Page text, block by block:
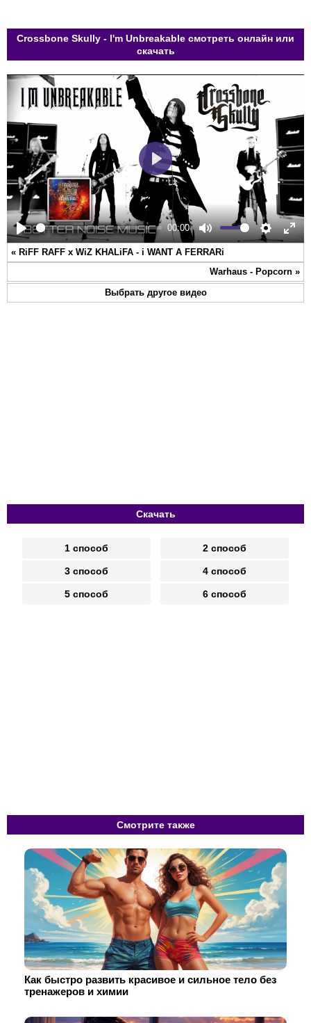
Crossbone Skully - I'm Unbreakable смотреть онлайн или
скачать
Play
00:00
Mute Settings
Play
« RiFF RAFF x WiZ KHALiFA - i WANT A FERRARi
Warhaus - Popcorn »
Выбрать другое видео
Скачать
1 способ 2 способ
3 способ 4 способ
5 способ 6 способ
Смотрите также
Как быстро развить красивое и сильное тело без
тренажеров и химии